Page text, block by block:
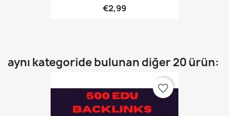
€2,99
aynı kategoride bulunan diğer 20 ürün:
favorite_border